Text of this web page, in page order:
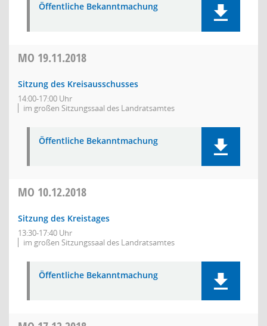
Öffentliche Bekanntmachung
MO 19.11.2018
Sitzung des Kreisausschusses
14:00-17:00 Uhr
im großen Sitzungssaal des Landratsamtes
Öffentliche Bekanntmachung
MO 10.12.2018
Sitzung des Kreistages
13:30-17:40 Uhr
im großen Sitzungssaal des Landratsamtes
Öffentliche Bekanntmachung